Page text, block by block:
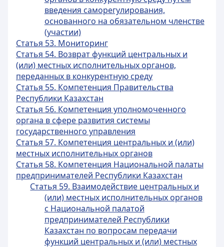
введения саморегулирования,
основанного на обязательном членстве
(участии)
Статья 53. Мониторинг
Статья 54. Возврат функций центральных и
(или) местных исполнительных органов,
переданных в конкурентную среду
Статья 55. Компетенция Правительства
Республики Казахстан
Статья 56. Компетенция уполномоченного
органа в сфере развития системы
государственного управления
Статья 57. Компетенция центральных и (или)
местных исполнительных органов
Статья 58. Компетенция Национальной палаты
предпринимателей Республики Казахстан
Статья 59. Взаимодействие центральных и
(или) местных исполнительных органов
с Национальной палатой
предпринимателей Республики
Казахстан по вопросам передачи
функций центральных и (или) местных